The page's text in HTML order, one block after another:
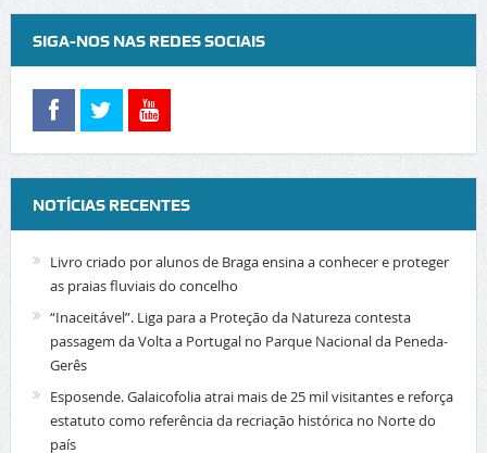
SIGA-NOS NAS REDES SOCIAIS
NOTÍCIAS RECENTES
Livro criado por alunos de Braga ensina a conhecer e proteger
as praias fluviais do concelho
“Inaceitável”. Liga para a Proteção da Natureza contesta
passagem da Volta a Portugal no Parque Nacional da Peneda-
Gerês
Esposende. Galaicofolia atrai mais de 25 mil visitantes e reforça
estatuto como referência da recriação histórica no Norte do
país